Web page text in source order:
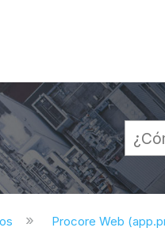
jerarquía
Procore Web